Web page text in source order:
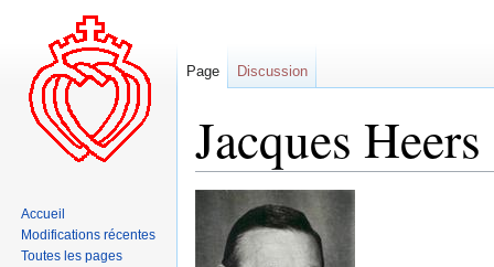
Jacques Heers
Page Discussion
Accueil
Modifications récentes
Toutes les pages